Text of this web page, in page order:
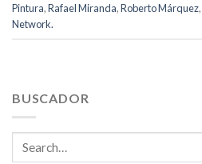
Pintura,Rafael Miranda,Roberto Márquez,
Network.
BUSCADOR